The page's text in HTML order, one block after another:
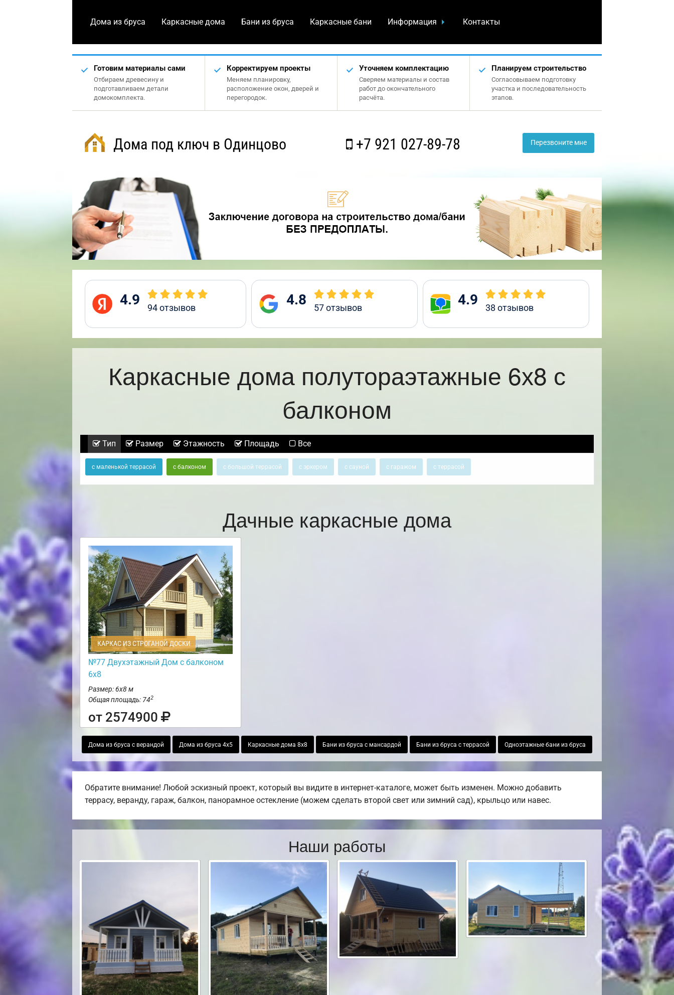
Дома из бруса Каркасные дома Бани из бруса Каркасные бани Информация Контакты
Готовим материалы сами
Отбираем древесину и
подготавливаем детали
домокомплекта.
Корректируем проекты
Меняем планировку,
расположение окон, дверей и
перегородок.
Уточняем комплектацию
Сверяем материалы и состав
работ до окончательного
расчёта.
Планируем строительство
Согласовываем подготовку
участка и последовательность
этапов.
Дома под ключ в Одинцово +7 921 027-89-78 Перезвоните мне
4.9 94отзывов 4.8 57отзывов 4.9 38 отзывов
Каркасные дома полутораэтажные 6х8 с
балконом
Тип Размер Этажность Площадь Все
с маленькой террасой с балконом с большой террасой с эркером с сауной с гаражом с террасой
Дачные каркасные дома
КАРКАС ИЗ СТРОГАНОЙ ДОСКИ
№77 Двухэтажный Дом с балконом
6х8
Размер: 6х8 м
Общая площадь: 742
от 2574900
Дома из бруса с верандой Дома из бруса 4х5 Каркасные дома 8х8 Бани из бруса с мансардой Бани из бруса с террасой Одноэтажные бани из бруса
Обратите внимание! Любой эскизный проект, который вы видите в интернет-каталоге, может быть изменен. Можно добавить
террасу, веранду, гараж, балкон, панорамное остекление (можем сделать второй свет или зимний сад), крыльцо или навес.
Наши работы